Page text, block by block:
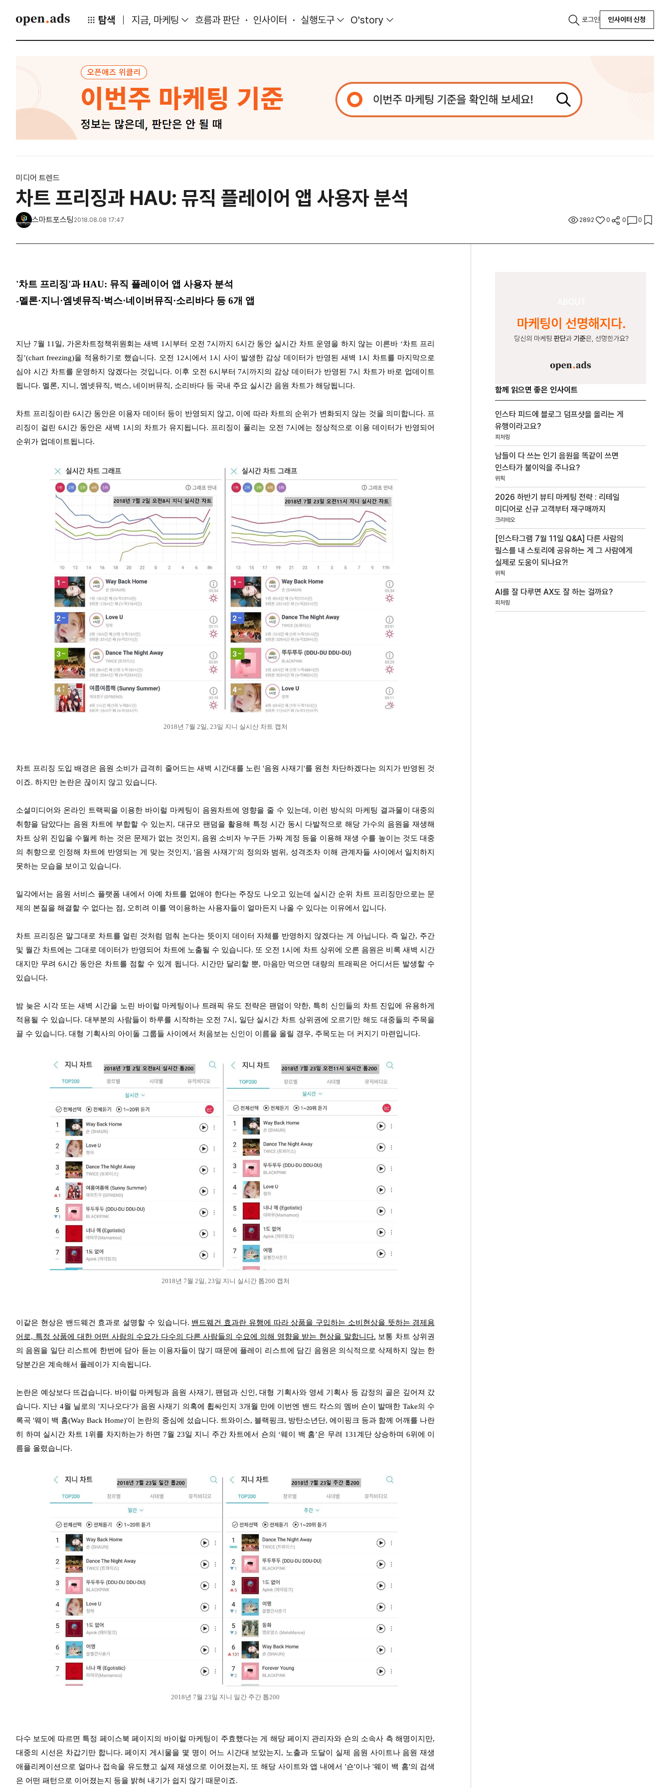
탐색 지금, 마케팅 흐름과 판단 인사이터 실행도구 O'story 로그인 인사이터 신청
미디어 트렌드
차트 프리징과 HAU: 뮤직 플레이어 앱 사용자 분석
스마트포스팅 2018.08.08 17:47 2892 0 0 0
'차트 프리징'과 HAU: 뮤직 플레이어 앱 사용자 분석
-멜론·지니·엠넷뮤직·벅스·네이버뮤직·소리바다 등 6개 앱
지난 7월 11일, 가온차트정책위원회는 새벽 1시부터 오전 7시까지 6시간 동안 실시간 차트 운영을 하지 않는 이른바 ‘차트 프리
징’(chart freezing)을 적용하기로 했습니다. 오전 12시에서 1시 사이 발생한 감상 데이터가 반영된 새벽 1시 차트를 마지막으로
심야 시간 차트를 운영하지 않겠다는 것입니다. 이후 오전 6시부터 7시까지의 감상 데이터가 반영된 7시 차트가 바로 업데이트
됩니다. 멜론, 지니, 엠넷뮤직, 벅스, 네이버뮤직, 소리바다 등 국내 주요 실시간 음원 차트가 해당됩니다.
차트 프리징이란 6시간 동안은 이용자 데이터 등이 반영되지 않고, 이에 따라 차트의 순위가 변화되지 않는 것을 의미합니다. 프
리징이 걸린 6시간 동안은 새벽 1시의 차트가 유지됩니다. 프리징이 풀리는 오전 7시에는 정상적으로 이용 데이터가 반영되어
순위가 업데이트됩니다.
2018년 7월 2일, 23일 지니 실시산 차트 캡처
차트 프리징 도입 배경은 음원 소비가 급격히 줄어드는 새벽 시간대를 노린 '음원 사재기'를 원천 차단하겠다는 의지가 반영된 것
이죠. 하지만 논란은 끊이지 않고 있습니다.
소셜미디어와 온라인 트랙픽을 이용한 바이럴 마케팅이 음원차트에 영향을 줄 수 있는데, 이런 방식의 마케팅 결과물이 대중의
취향을 담았다는 음원 차트에 부합할 수 있는지, 대규모 팬덤을 활용해 특정 시간 동시 다발적으로 해당 가수의 음원을 재생해
차트 상위 진입을 수월케 하는 것은 문제가 없는 것인지, 음원 소비자 누구든 가짜 계정 등을 이용해 재생 수를 높이는 것도 대중
의 취향으로 인정해 차트에 반영되는 게 맞는 것인지, '음원 사재기'의 정의와 범위, 성격조차 이해 관계자들 사이에서 일치하지
못하는 모습을 보이고 있습니다.
일각에서는 음원 서비스 플랫폼 내에서 아예 차트를 없애야 한다는 주장도 나오고 있는데 실시간 순위 차트 프리징만으로는 문
제의 본질을 해결할 수 없다는 점, 오히려 이를 역이용하는 사용자들이 얼마든지 나올 수 있다는 이유에서 입니다.
차트 프리징은 말그대로 차트를 얼린 것처럼 멈춰 논다는 뜻이지 데이터 자체를 반영하지 않겠다는 게 아닙니다. 즉 일간, 주간
및 월간 차트에는 그대로 데이터가 반영되어 차트에 노출될 수 있습니다. 또 오전 1시에 차트 상위에 오른 음원은 비록 새벽 시간
대지만 무려 6시간 동안은 차트를 점할 수 있게 됩니다. 시간만 달리할 뿐, 마음만 먹으면 대량의 트래픽은 어디서든 발생할 수
있습니다.
밤 늦은 시각 또는 새벽 시간을 노린 바이럴 마케팅이나 트래픽 유도 전략은 팬덤이 약한, 특히 신인들의 차트 진입에 유용하게
적용될 수 있습니다. 대부분의 사람들이 하루를 시작하는 오전 7시, 일단 실시간 차트 상위권에 오르기만 해도 대중들의 주목을
끌 수 있습니다. 대형 기획사의 아이돌 그룹들 사이에서 처음보는 신인이 이름을 올릴 경우, 주목도는 더 커지기 마련입니다.
2018년 7월 2일, 23일 지니 실시간 톱200 캡처
이같은 현상은 밴드웨건 효과로 설명할 수 있습니다. 밴드웨건 효과란 유행에 따라 상품을 구입하는 소비현상을 뜻하는 경제용
어로, 특정 상품에 대한 어떤 사람의 수요가 다수의 다른 사람들의 수요에 의해 영향을 받는 현상을 말합니다. 보통 차트 상위권
의 음원을 일단 리스트에 한번에 담아 듣는 이용자들이 많기 때문에 플레이 리스트에 담긴 음원은 의식적으로 삭제하지 않는 한
당분간은 계속해서 플레이가 지속됩니다.
논란은 예상보다 뜨겁습니다. 바이럴 마케팅과 음원 사재기, 팬덤과 신인, 대형 기획사와 영세 기획사 등 감정의 골은 깊어져 갔
습니다. 지난 4월 닐로의 '지나오다'가 음원 사재기 의혹에 휩싸인지 3개월 만에 이번엔 밴드 칵스의 멤버 숀이 발매한 Take의 수
록곡 '웨이 백 홈(Way Back Home)'이 논란의 중심에 섰습니다. 트와이스, 블랙핑크, 방탄소년단, 에이핑크 등과 함께 어깨를 나란
히 하며 실시간 차트 1위를 차지하는가 하면 7월 23일 지니 주간 차트에서 숀의 ‘웨이 백 홈’은 무려 131계단 상승하며 6위에 이
름을 올렸습니다.
2018년 7월 23일 지니 일간 주간 톱200
다수 보도에 따르면 특정 페이스북 페이지의 바이럴 마케팅이 주효했다는 게 해당 페이지 관리자와 숀의 소속사 측 해명이지만,
대중의 시선은 차갑기만 합니다. 페이지 게시물을 몇 명이 어느 시간대 보았는지, 노출과 도달이 실제 음원 사이트나 음원 재생
애플리케이션으로 얼마나 접속을 유도했고 실제 재생으로 이어졌는지, 또 해당 사이트와 앱 내에서 '숀'이나 '웨이 백 홈'의 검색
은 어떤 패턴으로 이어졌는지 등을 밝혀 내기가 쉽지 않기 때문이죠.
함께 읽으면 좋은 인사이트
인스타 피드에 블로그 덤프샷을 올리는 게
유행이라고요?
피처링
남들이 다 쓰는 인기 음원을 똑같이 쓰면
인스타가 불이익을 주나요?
위픽
2026 하반기 뷰티 마케팅 전략 : 리테일
미디어로 신규 고객부터 재구매까지
크리테오
[인스타그램 7월 11일 Q&A] 다른 사람의
릴스를 내 스토리에 공유하는 게 그 사람에게
실제로 도움이 되나요?!
위픽
AI를 잘 다루면 AX도 잘 하는 걸까요?
피처링